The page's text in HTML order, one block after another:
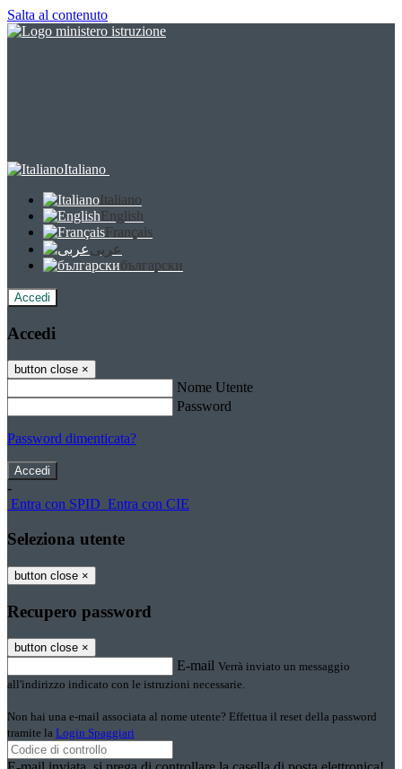
Salta al contenuto
Italiano
Italiano
English
Français
عربى
български
Accedi
Accedi
button close ×
Nome Utente
Password
Password dimenticata?
-
Entra con SPID Entra con CIE
Seleziona utente
button close ×
Recupero password
button close ×
E-mail Verrà inviato un messaggio
all'indirizzo indicato con le istruzioni necessarie.
Non hai una e-mail associata al nome utente? Effettua il reset della password
tramite la Login Spaggiari